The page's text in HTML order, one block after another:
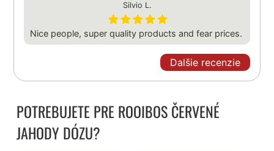
Silvio L.
Nice people, super quality products and fear prices.
Dalšie recenzie
POTREBUJETE PRE ROOIBOS ČERVENÉ
JAHODY DÓZU?